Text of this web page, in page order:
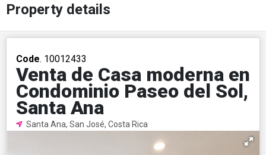
Property details
Code. 10012433
Venta de Casa moderna en
Condominio Paseo del Sol,
Santa Ana
Santa Ana, San José, Costa Rica